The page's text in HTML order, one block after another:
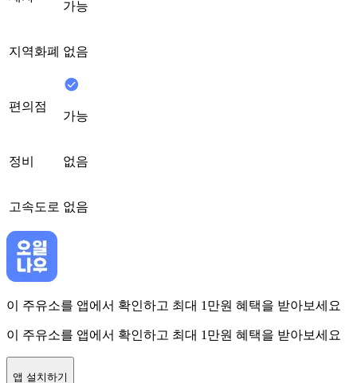
가능
지역화폐 없음
편의점
가능
정비 없음
고속도로 없음
이 주유소를 앱에서 확인하고 최대 1만원 혜택을 받아보세요
이 주유소를 앱에서 확인하고 최대 1만원 혜택을 받아보세요
앱 설치하기